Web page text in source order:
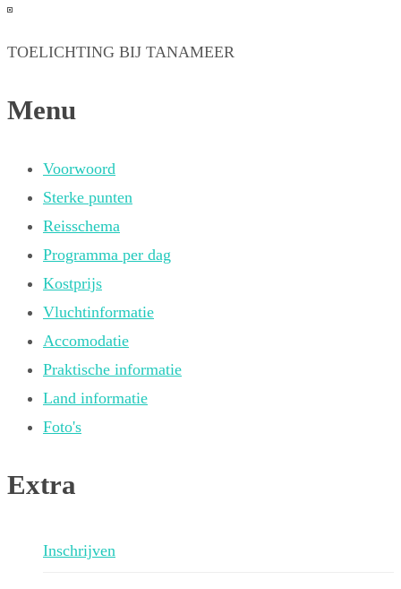
TOELICHTING BIJ TANAMEER
Menu
Voorwoord
Sterke punten
Reisschema
Programma per dag
Kostprijs
Vluchtinformatie
Accomodatie
Praktische informatie
Land informatie
Foto's
Extra
Inschrijven